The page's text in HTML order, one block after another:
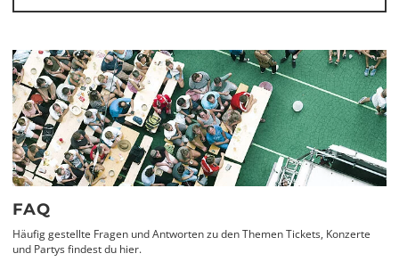
FAQ
Häufig gestellte Fragen und Antworten zu den Themen Tickets, Konzerte
und Partys findest du hier.